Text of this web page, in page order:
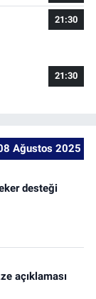
21:30
21:30
Ağustos 2025
desteği
açıklaması